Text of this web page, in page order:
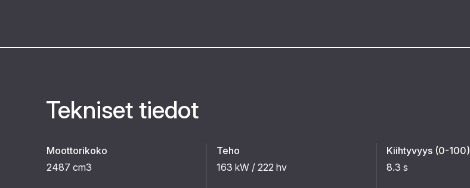
Tekniset tiedot
Moottorikoko
2487 cm3
Teho
163 kW / 222 hv
Kiihtyvyys (0-100)
8.3 s